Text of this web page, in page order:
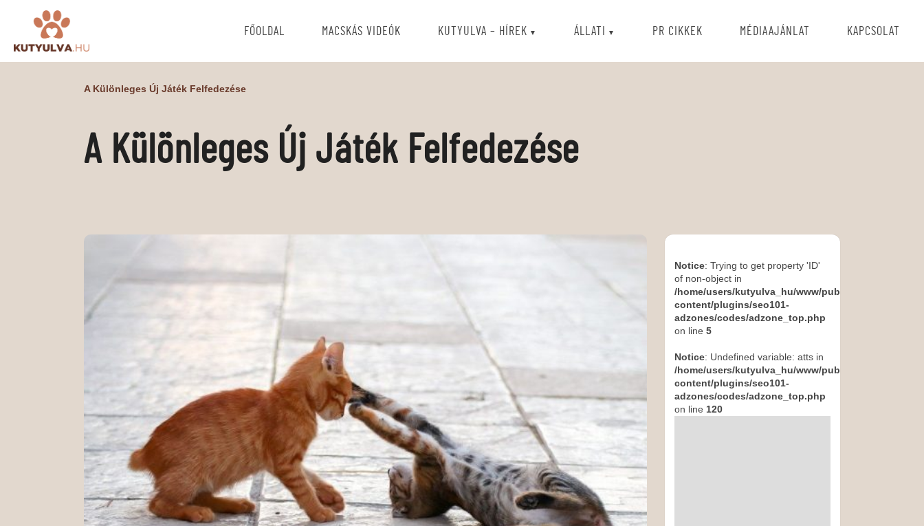
FŐOLDAL MACSKÁS VIDEÓK KUTYULVA – HÍREK ÁLLATI PR CIKKEK MÉDIAAJÁNLAT KAPCSOLAT
A Különleges Új Játék Felfedezése
A Különleges Új Játék Felfedezése
Notice: Trying to get property 'ID'
of non-object in
/home/users/kutyulva_hu/www/public_html/wp-
content/plugins/seo101-
adzones/codes/adzone_top.php
on line 5
Notice: Undefined variable: atts in
/home/users/kutyulva_hu/www/public_html/wp-
content/plugins/seo101-
adzones/codes/adzone_top.php
on line 120